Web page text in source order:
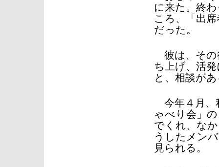
に来た。終
ころ、「出
だった。
彼は、その
ち上げ、活
と、相談が
今年４月、
ゃべり会」
でくれ、な
うしたメン
見られる。